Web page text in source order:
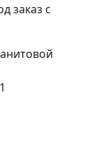
заказ с